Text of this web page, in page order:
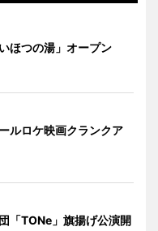
ほつの湯」オープン
ルロケ映画クランクア
「TONe」旗揚げ公演開